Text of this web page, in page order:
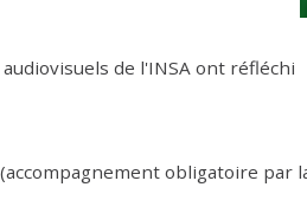
de l'INSA ont réfléchi
obligatoire par